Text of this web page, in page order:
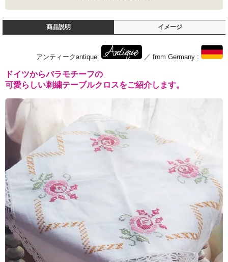
商品説明 イメージ
アンティークantique: ／ from Germany :
ドイツからバラモチーフの
可愛らしい刺繍テーブルクロスをご紹介します。